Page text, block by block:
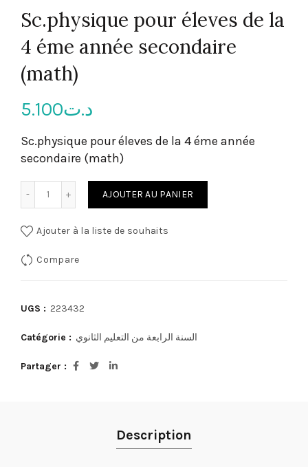
Sc.physique pour éleves de la
4 éme année secondaire
(math)
د.ت5.100
Sc.physique pour éleves de la 4 éme année
secondaire (math)
AJOUTER AU PANIER
Ajouter à la liste de souhaits
Compare
UGS : 223432
Catégorie : السنة الرابعة من التعليم الثانوي
Partager
Description